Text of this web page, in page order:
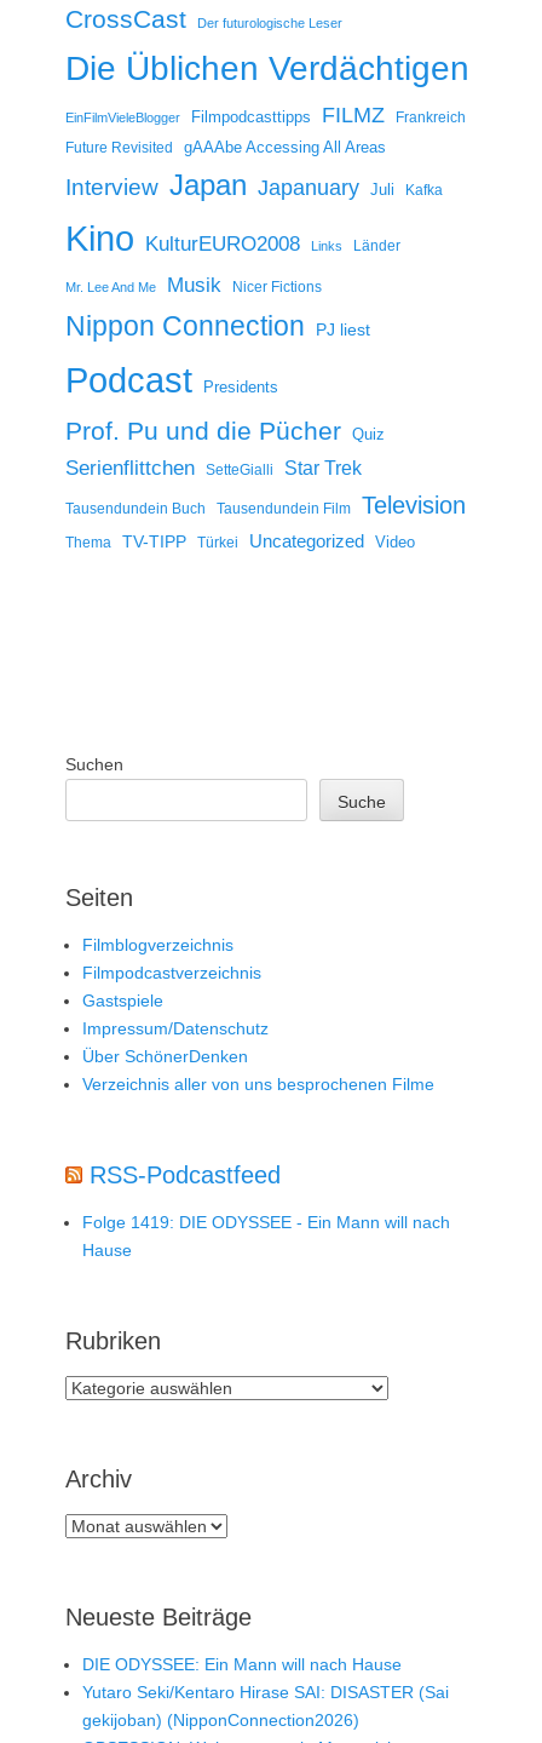
CrossCast Der futurologische Leser
Die Üblichen Verdächtigen
EinFilmVieleBlogger Filmpodcasttipps FILMZ
Frankreich
Future Revisited
gAAAbe Accessing All Areas
Interview Japan Japanuary Juli Kafka
Kino KulturEURO2008 Links Länder
Mr. Lee And Me Musik Nicer Fictions
Nippon Connection PJ liest
Podcast Presidents
Prof. Pu und die Pücher Quiz
Serienflittchen SetteGialli Star Trek
Tausendundein Buch Tausendundein Film Television
Thema TV-TIPP Türkei Uncategorized Video
Suchen
Suche
Seiten
Filmblogverzeichnis
Filmpodcastverzeichnis
Gastspiele
Impressum/Datenschutz
Über SchönerDenken
Verzeichnis aller von uns besprochenen Filme
RSS-Podcastfeed
Folge 1419: DIE ODYSSEE - Ein Mann will nach
Hause
Rubriken
Rubriken
Archiv
Archiv
Neueste Beiträge
DIE ODYSSEE: Ein Mann will nach Hause
Yutaro Seki/Kentaro Hirase SAI: DISASTER (Sai
gekijoban) (NipponConnection2026)